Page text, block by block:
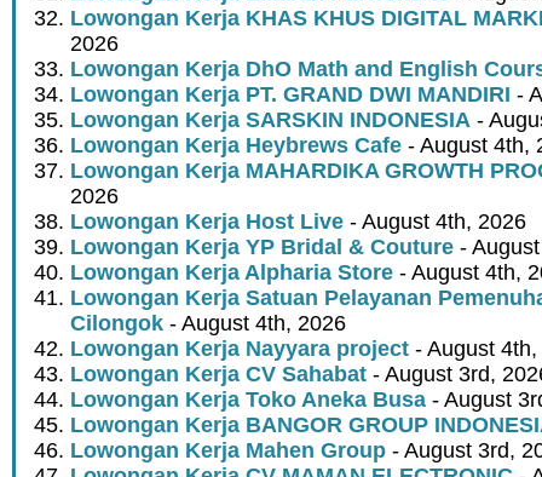
Lowongan Kerja KHAS KHUS DIGITAL
2026
Lowongan Kerja DhO Math and English
Lowongan Kerja PT. GRAND DWI MANDIRI -
Lowongan Kerja SARSKIN INDONESIA -
Lowongan Kerja Heybrews Cafe - August 4th,
Lowongan Kerja MAHARDIKA GROWTH
2026
Lowongan Kerja Host Live - August 4th, 2026
Lowongan Kerja YP Bridal & Couture -
Lowongan Kerja Alpharia Store - August 4th,
Lowongan Kerja Satuan Pelayanan
Cilongok - August 4th, 2026
Lowongan Kerja Nayyara project - August
Lowongan Kerja CV Sahabat - August 3rd,
Lowongan Kerja Toko Aneka Busa - August
Lowongan Kerja BANGOR GROUP
Lowongan Kerja Mahen Group - August 3rd,